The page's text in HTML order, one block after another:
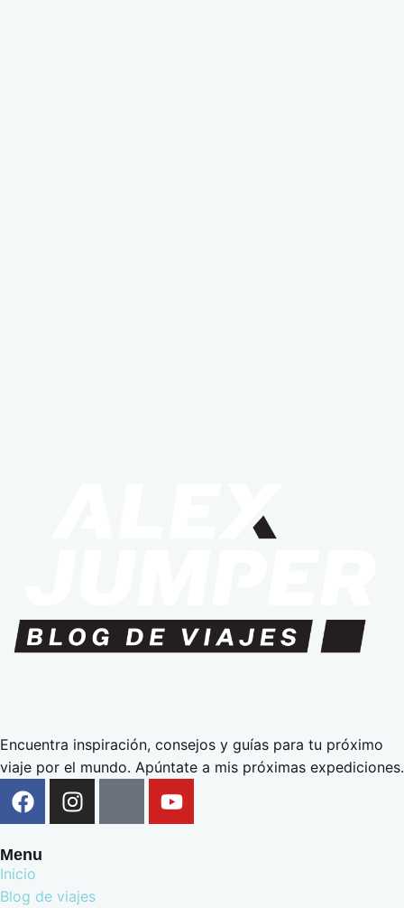
Encuentra inspiración, consejos y guías para tu próximo
viaje por el mundo. Apúntate a mis próximas expediciones.
Menu
Inicio
Blog de viajes